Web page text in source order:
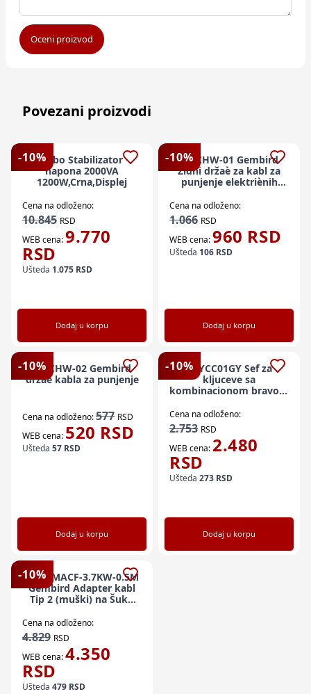
Oceni proizvod
Povezani proizvodi
-10%Kebo Stabilizator
napona 2000VA
1200W,Crna,Displej
Cena na odloženo:
10.845 RSD
WEB cena:9.770
RSD
Ušteda 1.075 RSD
Dodaj u korpu
-10%
EV-CHW-01 Gembird
Zidni držaè za kabl za
punjenje elektriènih
Cena na odloženo:
1.066 RSD
WEB cena:960 RSD
Ušteda 106 RSD
Dodaj u korpu
-10%
EV-CHW-02 Gembird
držaè kabla za punjenje
Cena na odloženo:577 RSD
WEB cena: 520 RSD
Ušteda 57 RSD
Dodaj u korpu
-10%
KEYCC01GY Sef za
kljuceve sa
kombinacionom bravom
spoljašnju upotrebu,
Cena na odloženo:
2.753 RSD
WEB cena: 2.480
RSD
Ušteda 273 RSD
Dodaj u korpu
-10%
EV-T2MACF-3.7KW-0.5M
Gembird Adapter kabl
Tip 2 (muški) na Šuko
Cena na odloženo:
4.829 RSD
WEB cena:4.350
RSD
Ušteda 479 RSD